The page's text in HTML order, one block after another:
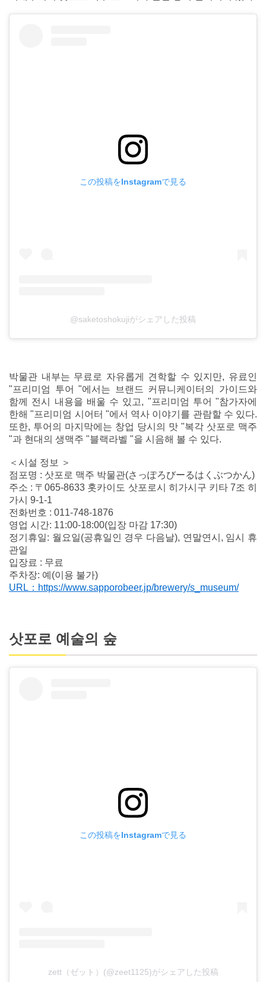
この投稿をInstagramで見る
@saketoshokujiがシェアした投稿
박물관 내부는 무료로 자유롭게 견학할 수 있지만, 유료인
"프리미엄 투어 "에서는 브랜드 커뮤니케이터의 가이드와
함께 전시 내용을 배울 수 있고, "프리미엄 투어 "참가자에
한해 "프리미엄 시어터 "에서 역사 이야기를 관람할 수 있다.
또한, 투어의 마지막에는 창업 당시의 맛 "복각 삿포로 맥주
"과 현대의 생맥주 "블랙라벨 "을 시음해 볼 수 있다.
＜시설 정보 ＞
점포명 : 삿포로 맥주 박물관(さっぽろびーるはくぶつかん)
주소 : 〒065-8633 홋카이도 삿포로시 히가시구 키타 7조 히
가시 9-1-1
전화번호 : 011-748-1876
영업 시간: 11:00-18:00(입장 마감 17:30)
정기휴일: 월요일(공휴일인 경우 다음날), 연말연시, 임시 휴
관일
입장료 : 무료
주차장: 예(이용 불가)
URL：https://www.sapporobeer.jp/brewery/s_museum/
삿포로 예술의 숲
この投稿をInstagramで見る
zett（ゼット）(@zeet1125)がシェアした投稿